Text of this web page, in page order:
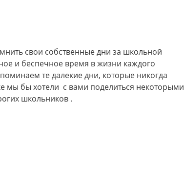
свои собственные дни за школьной
и беспечное время в жизни каждого
те далекие дни, которые никогда
мы бы хотели с вами поделиться некоторыми
школьников .